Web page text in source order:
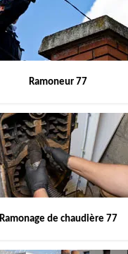
Ramoneur 77
Ramonage de chaudière 77